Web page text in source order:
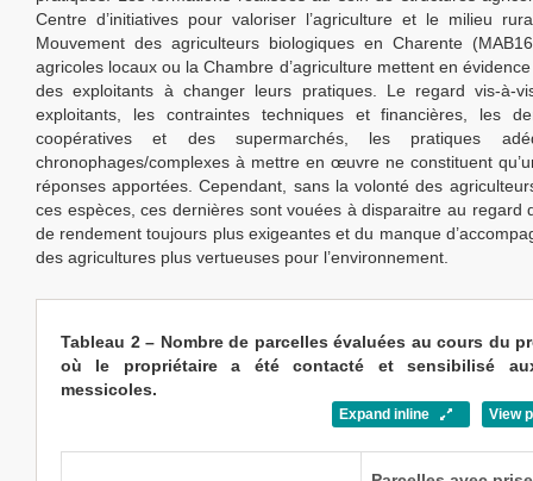
Centre d’initiatives pour valoriser l’agriculture et le milieu
Mouvement des agriculteurs biologiques en Charente
agricoles locaux ou la Chambre d’agriculture mettent en
des exploitants à changer leurs pratiques. Le regard vis-à-
exploitants, les contraintes techniques et financières, les
coopératives et des supermarchés, les pratiques
chronophages/complexes à mettre en œuvre ne constituent
réponses apportées. Cependant, sans la volonté des
ces espèces, ces dernières sont vouées à disparaitre au regard
de rendement toujours plus exigeantes et du manque
des agricultures plus vertueuses pour l’environnement.
Tableau 2 – Nombre de parcelles évaluées au cours du
où le propriétaire a été contacté et sensibilisé
messicoles.
View
Expand inline